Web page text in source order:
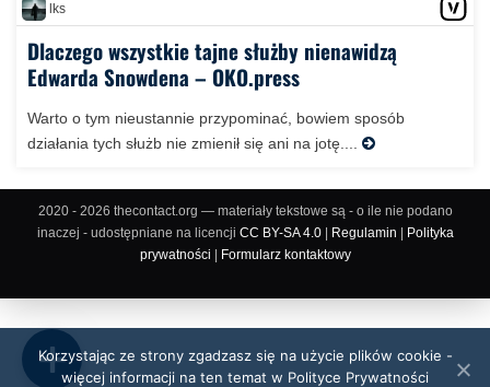
lks
Dlaczego wszystkie tajne służby nienawidzą
Edwarda Snowdena – OKO.press
Warto o tym nieustannie przypominać, bowiem sposób
działania tych służb nie zmienił się ani na jotę....
2020 - 2026 thecontact.org — materiały tekstowe są - o ile nie podano
inaczej - udostępniane na licencji CC BY-SA 4.0| Regulamin
Polityka
prywatności
Formularz kontaktowy
Korzystając ze strony zgadzasz się na użycie plików cookie -
więcej informacji na ten temat w Polityce Prywatności